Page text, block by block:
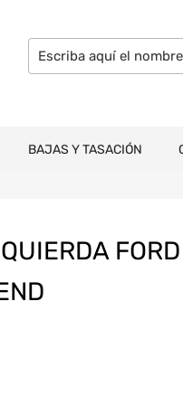
BAJAS Y TASACIÓN